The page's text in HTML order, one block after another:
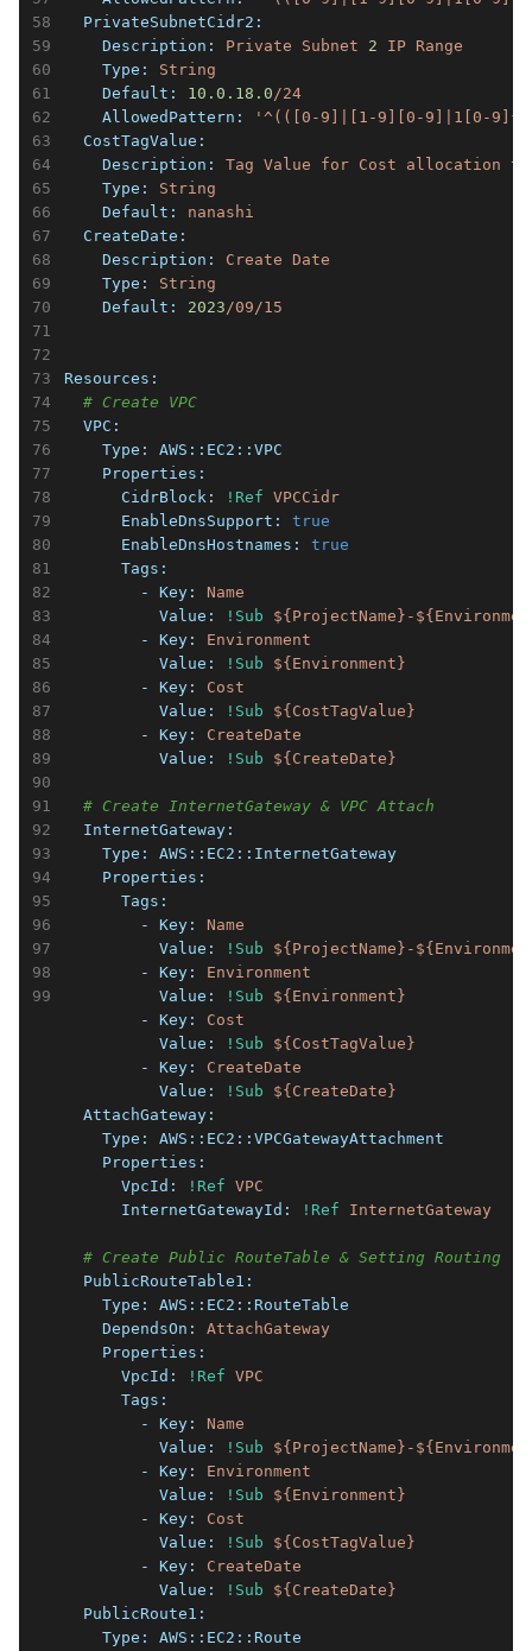
  PrivateSubnetCidr2:
    Description:
Private Subnet 2 IP Range
    Type:
String
    Default:
10.0 .18 .0/24
    AllowedPattern:
'^(([0-9]|[1-9][0-9]|1[0-
  CostTagValue:
    Description:
Tag Value for Cost allocation
    Type:
String
    Default:
nanashi
  CreateDate:
    Description:
Create
Date
    Type:
String
    Default:
2023/09/15
Resources:
# Create VPC
  VPC:
    Type:
AWS::EC2::VPC
    Properties:
      CidrBlock:
!Ref
VPCCidr
      EnableDnsSupport:
true
      EnableDnsHostnames:
true
      Tags:
        - Key:
Name
          Value:
!Sub
${ProjectName}-
        - Key:
Environment
          Value:
!Sub
${Environment}
        - Key:
Cost
          Value:
!Sub
${CostTagValue}
        - Key:
CreateDate
          Value:
!Sub ${CreateDate}
# Create InternetGateway & VPC Attach
  InternetGateway:
    Type:
AWS::EC2::InternetGateway
    Properties:
      Tags:
        - Key:
Name
          Value:
!Sub
${ProjectName}-
        - Key:
Environment
          Value:
!Sub
${Environment}
        - Key:
Cost
          Value:
!Sub
${CostTagValue}
        - Key:
CreateDate
          Value:
!Sub
${CreateDate}
  AttachGateway:
    Type:
AWS::EC2::VPCGatewayAttachment
    Properties:
      VpcId:
!Ref
VPC
      InternetGatewayId:
!Ref InternetGateway
# Create Public RouteTable & Setting Routing
  PublicRouteTable1:
    Type:
AWS::EC2::RouteTable
    DependsOn:
AttachGateway
    Properties:
      VpcId:
!Ref
VPC
      Tags:
        - Key:
Name
          Value:
!Sub
${ProjectName}-
        - Key:
Environment
          Value:
!Sub
${Environment}
        - Key:
Cost
          Value:
!Sub
${CostTagValue}
        - Key:
CreateDate
          Value:
!Sub
${CreateDate}
  PublicRoute1:
    Type:
AWS::EC2::Route